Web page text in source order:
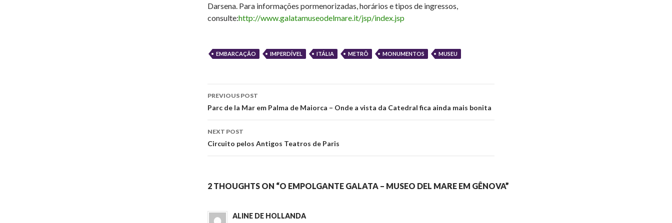
Darsena. Para informações pormenorizadas, horários e tipos de ingressos,
consulte:http://www.galatamuseodelmare.it/jsp/index.jsp
EMBARCAÇÃO IMPERDÍVEL ITÁLIA METRÔ MONUMENTOS MUSEU
Post
navigation
PREVIOUS POST
Parc de la Mar em Palma de Maiorca – Onde a vista da Catedral fica ainda mais bonita
NEXT POST
Circuito pelos Antigos Teatros de Paris
2 THOUGHTS ON “O EMPOLGANTE GALATA – MUSEO DEL MARE EM GÊNOVA”
ALINE DE HOLLANDA